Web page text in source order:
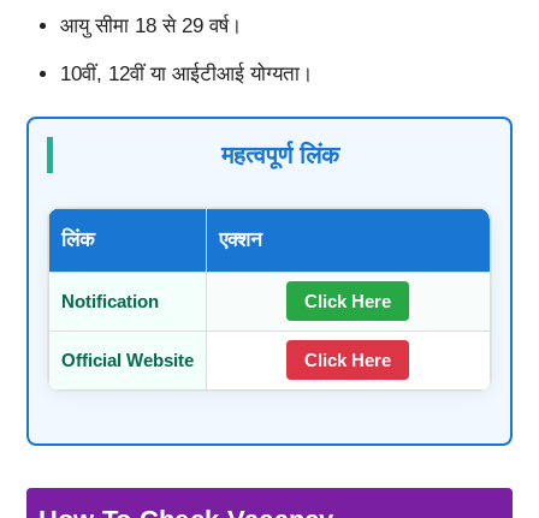
आयु सीमा 18 से 29 वर्ष।
10वीं, 12वीं या आईटीआई योग्यता।
महत्वपूर्ण लिंक
लिंक एक्शन
Notification Click Here
Official Website Click Here